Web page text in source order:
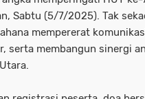
Sabtu (5/7/2025). Tak
mempererat
serta membangun sinergi